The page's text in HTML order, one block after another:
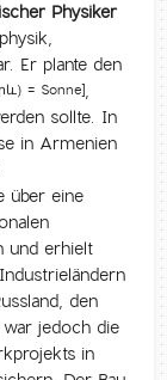
Physiker
Er plante den
= Sonne],
sollte. In
in Armenien
über eine
und erhielt
den
jedoch die
in